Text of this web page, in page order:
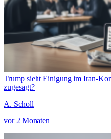
Trump sieht Einigung im Iran-
zugesagt?
A. Scholl
vor 2 Monaten